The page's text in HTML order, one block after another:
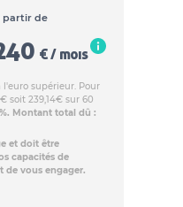
partir de
€ / mois
supérieur. Pour
soit 239,14€ sur 60
Montant total dû :
et doit être
capacités de
de vous engager.